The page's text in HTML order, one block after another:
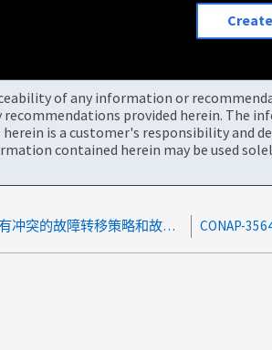
of any information or
provided herein. The
is a customer's responsibility and
contained herein may be used
CONTAP-353587：当 LIF 具有冲突的故障转移策略和故障转移组时，在 ANDU 期间关闭 LIF